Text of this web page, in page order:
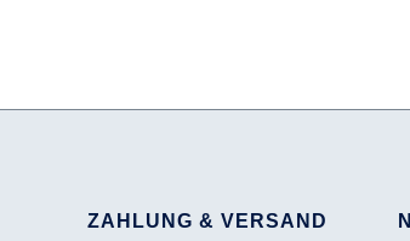
ZAHLUNG & VERSAND